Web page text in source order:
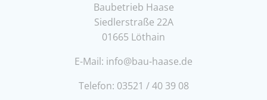
Baubetrieb Haase
Siedlerstraße 22A
01665 Löthain
E-Mail: info@bau-haase.de
Telefon: 03521 / 40 39 08